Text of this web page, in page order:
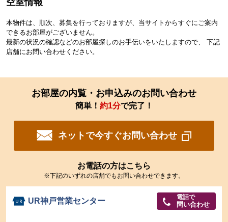
本物件は、順次、募集を行っておりますが、当サイトからすぐにご案内
できるお部屋がございません。
最新の状況の確認などのお部屋探しのお手伝いをいたしますので、 下記
店舗にお問い合わせください。
お部屋の内覧・お申込みのお問い合わせ
簡単！ 約1分で完了！
ネットで今すぐお問い合わせ
お電話の方はこちら
※下記のいずれの店舗でもお問い合わせできます。
UR神戸営業センター 電話で
問い合わせ